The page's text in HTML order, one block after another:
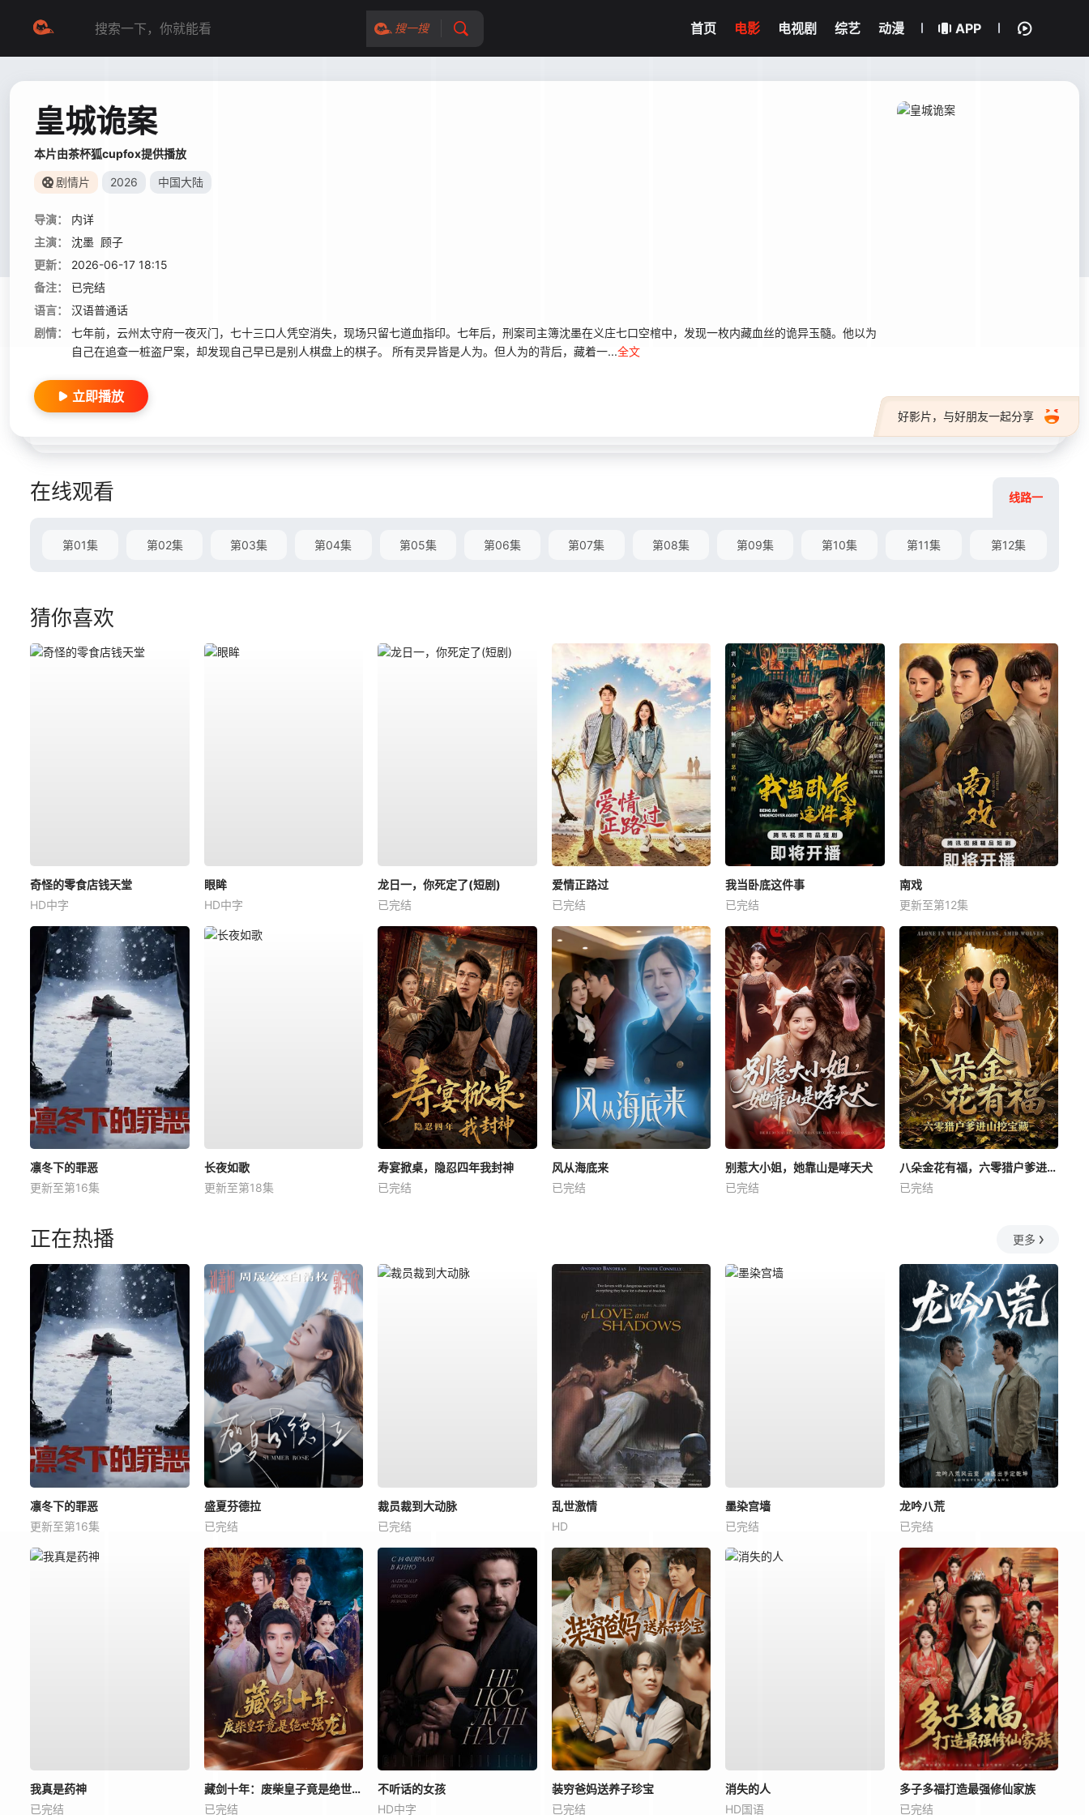
搜一搜 首页 电影 电视剧 综艺 动漫 APP
皇城诡案
本片由茶杯狐cupfox提供播放
剧情片 2026 中国大陆
导演：
内详
主演：
沈墨 顾子
更新：
2026-06-17 18:15
备注：
已完结
语言：
汉语普通话
剧情：
七年前，云州太守府一夜灭门，七十三口人凭空消失，现场只留七道血指印。七年后，刑案司主簿沈墨在义庄七口空棺中，发现一枚内藏血丝的诡异玉髓。他以为
自己在追查一桩盗尸案，却发现自己早已是别人棋盘上的棋子。 所有灵异皆是人为。但人为的背后，藏着一...全文
好影片，与好朋友一起分享
立即播放
在线观看 线路一
第01集 第02集 第03集 第04集 第05集 第06集 第07集 第08集 第09集 第10集 第11集 第12集
猜你喜欢
奇怪的零食店钱天堂
HD中字
眼眸
HD中字
龙日一，你死定了(短剧)
已完结
爱情正路过
已完结
我当卧底这件事
已完结
南戏
更新至第12集
凛冬下的罪恶
更新至第16集
长夜如歌
更新至第18集
寿宴掀桌，隐忍四年我封神
已完结
风从海底来
已完结
别惹大小姐，她靠山是哮天犬
已完结
八朵金花有福，六零猎户爹进山挖宝藏
已完结
正在热播 更多
凛冬下的罪恶
更新至第16集
盛夏芬德拉
已完结
裁员裁到大动脉
已完结
乱世激情
HD
墨染宫墙
已完结
龙吟八荒
已完结
我真是药神
已完结
藏剑十年：废柴皇子竟是绝世强龙
已完结
不听话的女孩
HD中字
装穷爸妈送养子珍宝
已完结
消失的人
HD国语
多子多福打造最强修仙家族
已完结